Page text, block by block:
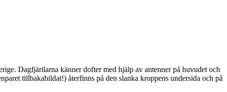
Dagfjärilarna känner dofter med hjälp av antenner på huvudet och
tillbakabildat!) återfinns på den slanka kroppens undersida och på